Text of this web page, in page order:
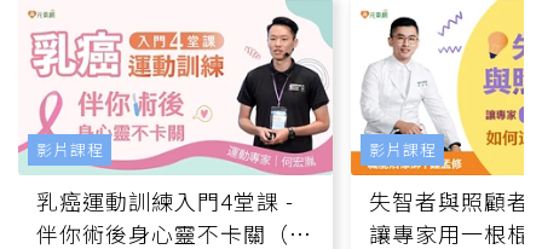
乳癌運動訓練入門4堂課 -
伴你術後身心靈不卡關（線
影片課程
失智者與照顧者
讓專家用一根棍
影片課程